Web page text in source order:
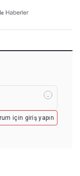
için giriş yapın